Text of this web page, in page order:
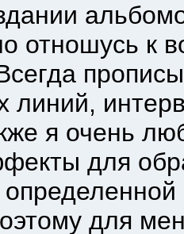
отношусь к
линий,
я очень
для
для